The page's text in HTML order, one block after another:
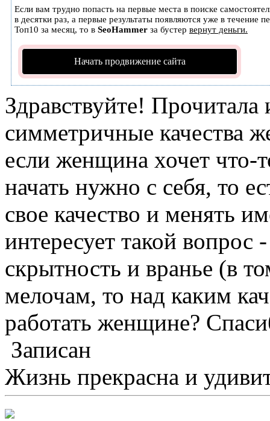
Если вам трудно попасть на первые места в поиске
в десятки раз, а первые результаты появляются уже в течение
Топ10 за месяц, то в SeoHammer за бустер вернут деньги.
Начать продвижение сайта
Здравствуйте!
симметричные качества
если женщина хочет что-
начать нужно с себя, то
свое качество и менять
интересует такой вопрос
скрытность и вранье (в
мелочам, то над каким
работать женщине?
Записан
Жизнь прекрасна и